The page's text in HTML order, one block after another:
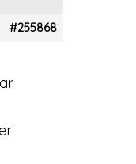
#255868